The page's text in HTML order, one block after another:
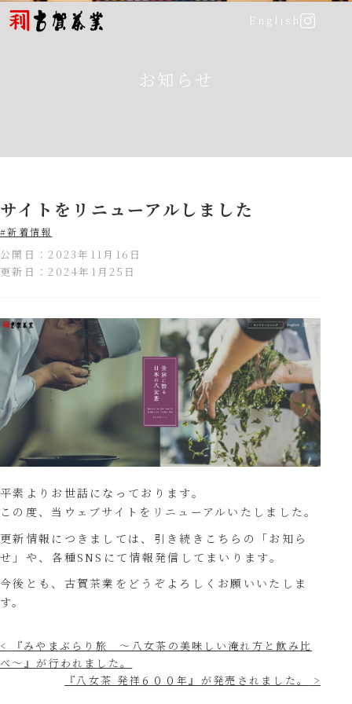
English
お知らせ
サイトをリニューアルしました
#新着情報
公開日：2023年11月16日
更新日：2024年1月25日
平素よりお世話になっております。
この度、当ウェブサイトをリニューアルいたしました。
更新情報につきましては、引き続きこちらの「お知ら
せ」や、各種SNSにて情報発信してまいります。
今後とも、古賀茶業をどうぞよろしくお願いいたしま
す。
<
『みやまぶらり旅 ～八女茶の美味しい淹れ方と飲み比
べ～』が行われました。
『八女茶 発祥６００年』が発売されました。
>